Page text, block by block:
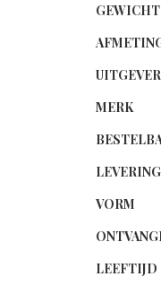
GEWICHT
UITGEVER
MERK
VORM
LEEFTIJD